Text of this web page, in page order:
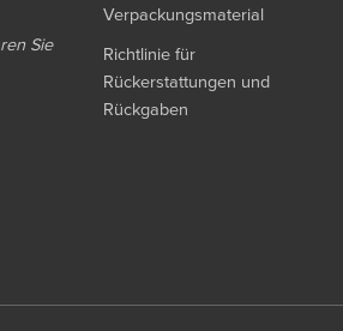
Sie
Verpackungsmaterial
Richtlinie für
Rückerstattungen und
Rückgaben